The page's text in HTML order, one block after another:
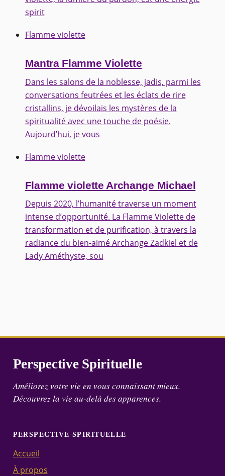
spirit
Flamme violette
Mantra Flamme Violette
Dans les salons de la noblesse, jadis, parmi les
conversations feutrées et les éclats de rire
cristallins, je dévoilais les mystères de la
spiritualité avec une touche de poésie.
Aujourd’hui, je vous
Flamme violette
Flamme violette Archange Michael
Depuis 2020, l’humanité traverse un moment
intense d’opportunité. La Flamme Violette de
transformation et de purification, à travers la
radiance du bien-aimé Archange Zadkiel et de
Lady Améthyste, sou
Perspective Spirituelle
Améliorez votre vie en vous connaissant mieux.
Découvrez la vie au-delà des apparences.
PERSPECTIVE SPIRITUELLE
Accueil
À propos